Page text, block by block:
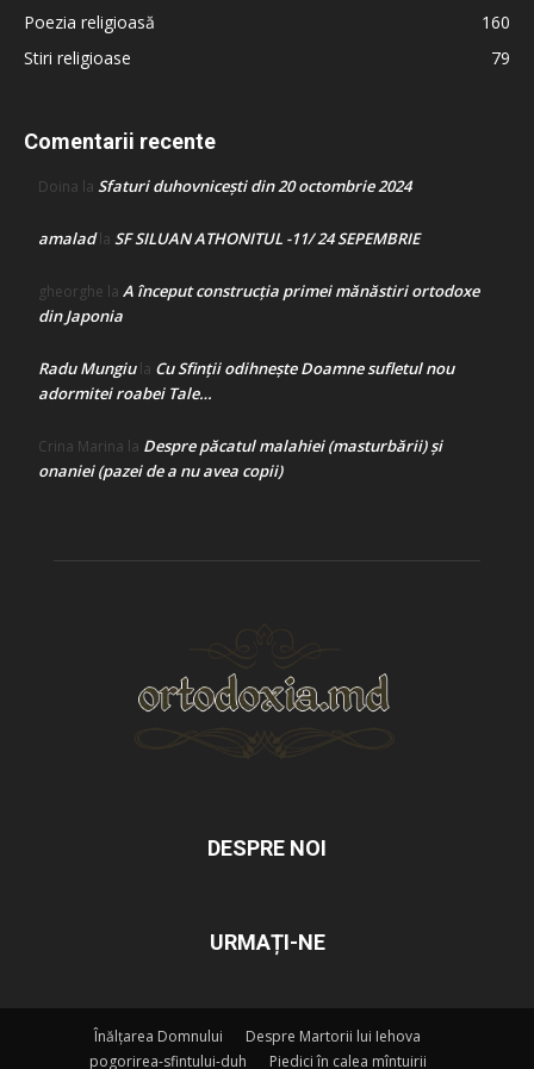
Poezia religioasă
160
Stiri religioase
79
Comentarii recente
Doina la Sfaturi duhovnicești din 20 octombrie 2024
amaladla SF SILUAN ATHONITUL -11/ 24 SEPEMBRIE
gheorghe la A început construcţia primei mănăstiri ortodoxe
din Japonia
Radu Mungiula Cu Sfinții odihnește Doamne sufletul nou
adormitei roabei Tale…
Crina Marina la Despre păcatul malahiei (masturbării) şi
onaniei (pazei de a nu avea copii)
DESPRE NOI
URMAȚI-NE
Înălțarea Domnului
Despre Martorii lui Iehova
pogorirea-sfintului-duh
Piedici în calea mîntuirii